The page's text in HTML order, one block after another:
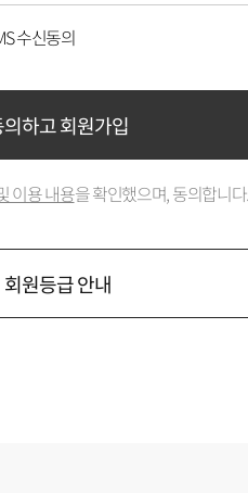
수신동의
하고 회원가입
이용 내용을 확인했으며, 동의합니다.
회원등급 안내